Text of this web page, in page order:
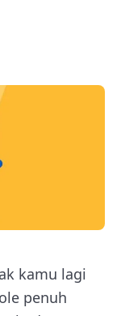
kamu lagi
penuh